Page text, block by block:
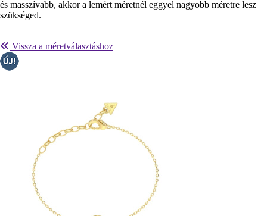
és masszívabb, akkor a lemért méretnél eggyel nagyobb méretre lesz
szükséged.
Vissza a méretválasztáshoz